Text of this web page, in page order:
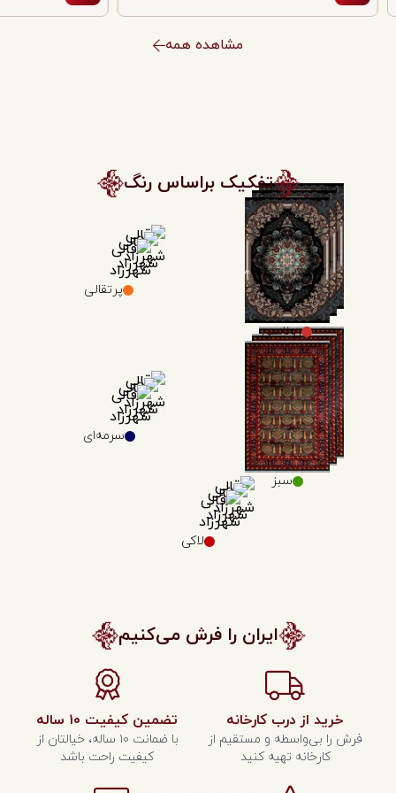
مشاهده همه
تفکیک براساس رنگ
روناسی
پرتقالی
سبز
سرمه‌ای
لاکی
ایران را فرش می‌کنیم
خرید از درب کارخانه
فرش را بی‌واسطه و مستقیم از
کارخانه تهیه کنید
تضمین کیفیت ۱۰ ساله
با ضمانت ۱۰ ساله، خیالتان از
کیفیت راحت باشد